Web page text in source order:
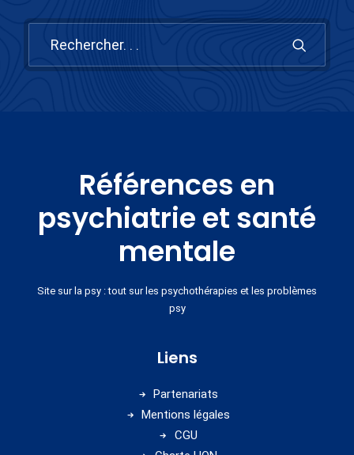
Références en
psychiatrie et santé
mentale
Site sur la psy : tout sur les psychothérapies et les problèmes
psy
Liens
Partenariats
Mentions légales
CGU